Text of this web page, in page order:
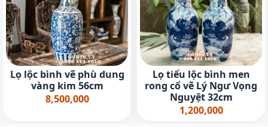
Lọ lộc bình vẽ phù dung
vàng kim 56cm
8,500,000
Lọ tiểu lộc bình men
rong cổ vẽ Lý Ngư Vọng
Nguyệt 32cm
1,200,000